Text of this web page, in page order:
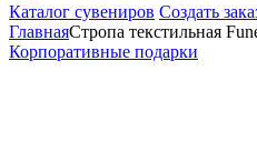
Каталог сувениров Создать
ГлавнаяСтропа текстильная
Корпоративные подарки